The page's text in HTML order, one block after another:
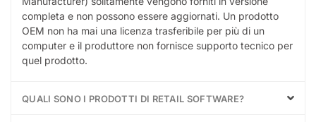
completa e non possono essere aggiornati. Un prodotto
OEM non ha mai una licenza trasferibile per più di un
computer e il produttore non fornisce supporto tecnico per
quel prodotto.
QUALI SONO I PRODOTTI DI RETAIL SOFTWARE?